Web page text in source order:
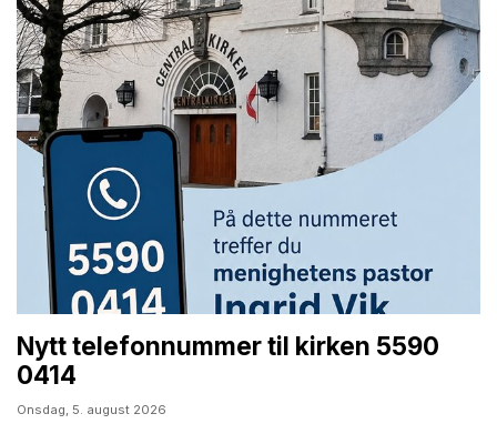
Nytt telefonnummer til kirken 5590
0414
Onsdag, 5. august 2026